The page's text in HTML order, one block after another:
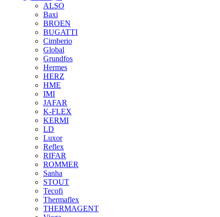
ALSO
Baxi
BROEN
BUGATTI
Cimberio
Global
Grundfos
Hermes
HERZ
HME
IMI
JAFAR
K-FLEX
KERMI
LD
Luxor
Reflex
RIFAR
ROMMER
Sanha
STOUT
Tecofi
Thermaflex
THERMAGENT